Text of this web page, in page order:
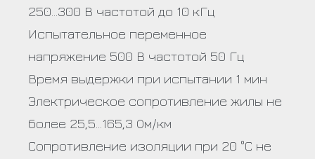
250…300 В частотой до 10 кГц
Испытательное переменное
напряжение 500 В частотой 50 Гц
Время выдержки при испытании 1 мин
Электрическое сопротивление жилы не
более 25,5…165,3 Ом/км
Сопротивление изоляции при 20 °С не